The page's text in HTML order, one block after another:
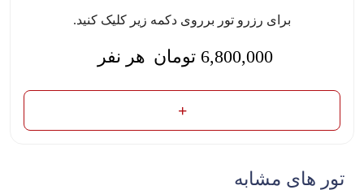
برای رزرو تور برروی دکمه زیر کلیک کنید.
6,800,000 تومان هر نفر
تور های مشابه